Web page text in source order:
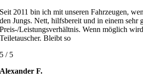
Seit 2011 bin ich mit unseren Fahrzeugen,
den Jungs. Nett, hilfsbereit und in einem sehr
Preis-/Leistungsverhältnis. Wenn möglich
Teiletauscher. Bleibt so
5 / 5
Alexander F.